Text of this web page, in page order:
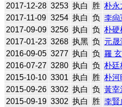
2017-12-28 3253 执白 胜 朴永
2017-11-09 3254 执白 负 李尙
2017-09-09 3256 执白 负 朴硬
2017-01-23 3268 执黑 负 元晟
2016-09-05 3277 执白 负 羅 玄
2016-07-27 3280 执白 负 朴廷
2015-10-10 3301 执白 胜 朴河
2015-09-26 3302 执白 负 黃宰
2015-09-19 3302 执白 胜 李賢